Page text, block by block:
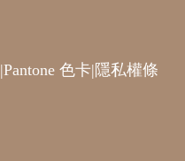
|Pantone 色卡| 隱私權條